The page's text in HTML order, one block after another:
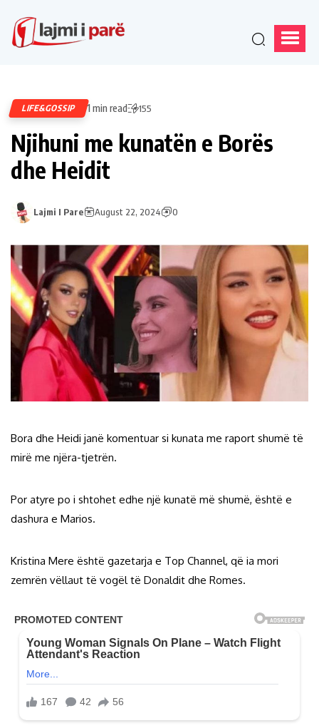
LIFE&GOSSIP 1 min read 155
Njihuni me kunatën e Borës
dhe Heidit
Lajmi I Pare August 22, 2024 0
Bora dhe Heidi janë komentuar si kunata me raport shumë të
mirë me njëra-tjetrën.
Por atyre po i shtohet edhe një kunatë më shumë, është e
dashura e Marios.
Kristina Mere është gazetarja e Top Channel, që ia mori
zemrën vëllaut të vogël të Donaldit dhe Romes.